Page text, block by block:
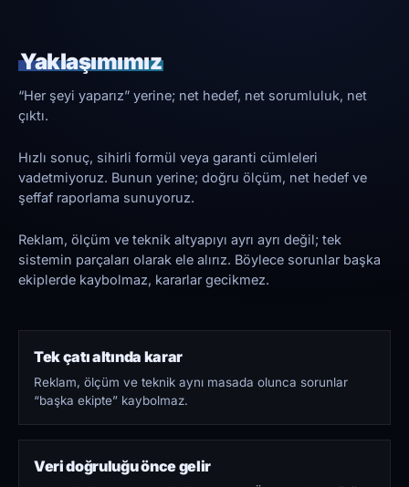
Yaklaşımımız
“Her şeyi yaparız” yerine; net hedef, net sorumluluk, net
çıktı.
Hızlı sonuç, sihirli formül veya garanti cümleleri
vadetmiyoruz. Bunun yerine; doğru ölçüm, net hedef ve
şeffaf raporlama sunuyoruz.
Reklam, ölçüm ve teknik altyapıyı ayrı ayrı değil; tek
sistemin parçaları olarak ele alırız. Böylece sorunlar başka
ekiplerde kaybolmaz, kararlar gecikmez.
Tek çatı altında karar
Reklam, ölçüm ve teknik aynı masada olunca sorunlar
“başka ekipte” kaybolmaz.
Veri doğruluğu önce gelir